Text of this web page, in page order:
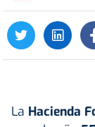
La Hacienda